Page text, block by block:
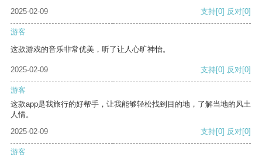
2025-02-09
支持[0] 反对[0]
游客
这款游戏的音乐非常优美，听了让人心旷神怡。
2025-02-09 支持[0] 反对[0]
游客
这款app是我旅行的好帮手，让我能够轻松找到目的地，了解当地的风土
人情。
2025-02-09
支持[0] 反对[0]
游客